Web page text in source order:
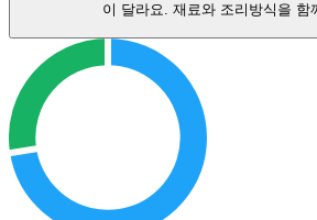
이 달라요. 재료와 조리방식을 함